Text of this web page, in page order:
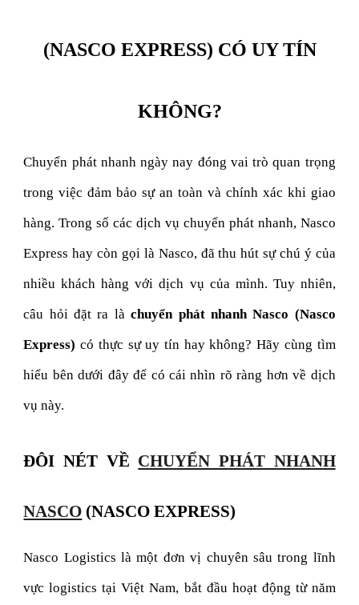
(NASCO EXPRESS) CÓ UY TÍN
KHÔNG?
Chuyển phát nhanh ngày nay đóng vai trò quan trọng
trong việc đảm bảo sự an toàn và chính xác khi giao
hàng. Trong số các dịch vụ chuyển phát nhanh, Nasco
Express hay còn gọi là Nasco, đã thu hút sự chú ý của
nhiều khách hàng với dịch vụ của mình. Tuy nhiên,
câu hỏi đặt ra làchuyển phát nhanh Nasco (Nasco
Express) có thực sự uy tín hay không? Hãy cùng tìm
hiểu bên dưới đây để có cái nhìn rõ ràng hơn về dịch
vụ này.
ĐÔI NÉT VỀ CHUYỂN PHÁT NHANH
NASCO (NASCO EXPRESS)
Nasco Logistics là một đơn vị chuyên sâu trong lĩnh
vực logistics tại Việt Nam, bắt đầu hoạt động từ năm